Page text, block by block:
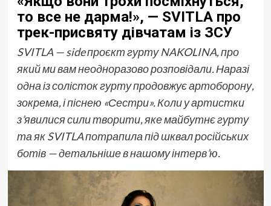
то все не дарма!», — SVITLA про
трек-присвяту дівчатам із ЗСУ
SVITLA — side проєкт гурту NAKOLINA, про
який ми вам неодноразово розповідали. Наразі
одна із солісток гурту продовжує артоборону,
зокрема, і піснею «Сестри». Коли у артистки
з’явилися сили творити, яке майбутнє гурту
та як SVITLA потрапила під шквал російських
ботів — детальніше в нашому інтерв’ю.